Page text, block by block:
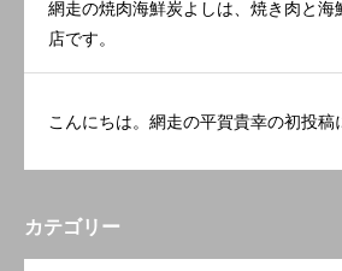
網走の焼肉海鮮炭よしは、焼き肉と海
店です。
こんにちは。網走の平賀貴幸の初投稿
カテゴリー